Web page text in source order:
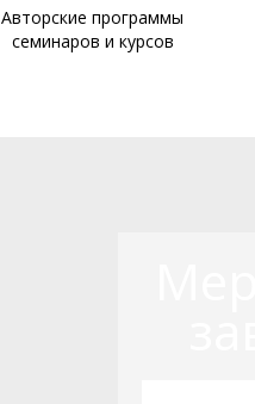
Авторские программы
семинаров и курсов